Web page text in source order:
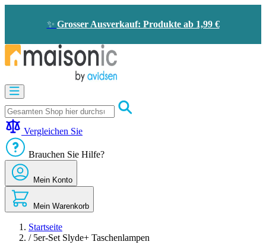
✨ Grosser Ausverkauf: Produkte ab 1,99 €
Bildtelefon
und
Türklingel
-
Energieeinsparung
Sicherheit
Komfort
im
Haus
Angebote
Vergleichen Sie
Brauchen Sie Hilfe?
Mein Konto
Mein Warenkorb
Startseite
/ 5er-Set Slyde+ Taschenlampen